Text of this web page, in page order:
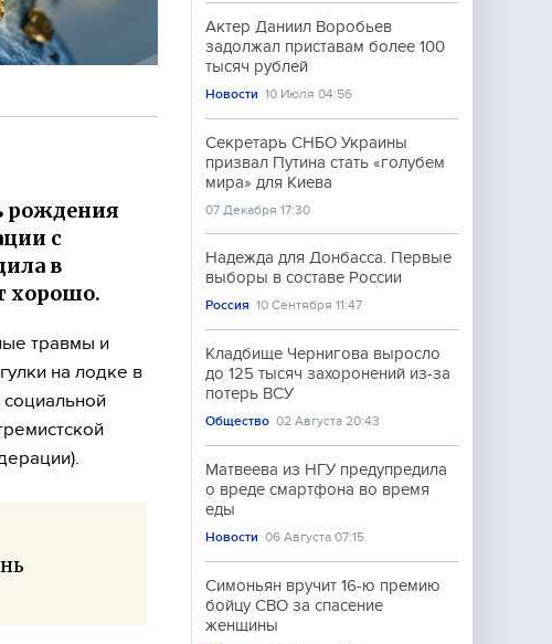
рождения
с
в
хорошо.
травмы и
на лодке в
Актер Даниил Воробьев
задолжал приставам более 100
тысяч рублей
Новости 10 Июля 04:56
Секретарь СНБО Украины
призвал Путина стать «голубем
мира» для Киева
07 Декабря 17:30
Надежда для Донбасса. Первые
выборы в составе России
Россия 10 Сентября 11:47
Кладбище Чернигова выросло
до 125 тысяч захоронений из-за
потерь ВСУ
Общество 02 Августа 20:43
Матвеева из НГУ предупредила
о вреде смартфона во время
еды
Новости 06 Августа 07:15
Симоньян вручит 16-ю премию
бойцу СВО за спасение
женщины